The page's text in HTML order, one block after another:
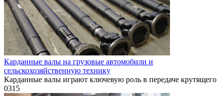
Карданные валы на грузовые автомобили и
сельскохозяйственную технику
Карданные валы играют ключевую роль в передаче крутящего
0315